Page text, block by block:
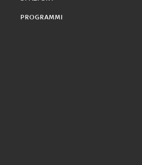
PROGRAMMI